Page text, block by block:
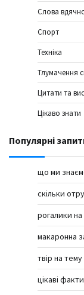
Слова
Спорт
Техніка
Тлумачення
Цитати та
Цікаво знати
Популярні
що ми
скільки
рогалики на
макаронна
твір на
цікаві